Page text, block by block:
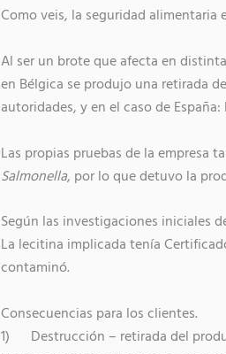
Como veis, la seguridad alimentaria
Al ser un brote que afecta en
en Bélgica se produjo una retirada
autoridades, y en el caso de
Las propias pruebas de la empresa
Salmonella, por lo que detuvo la
Según las investigaciones iniciales
La lecitina implicada tenía
contaminó.
Consecuencias para los clientes.
1) Destrucción – retirada del